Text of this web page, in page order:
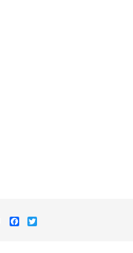
Facebook
Twitter